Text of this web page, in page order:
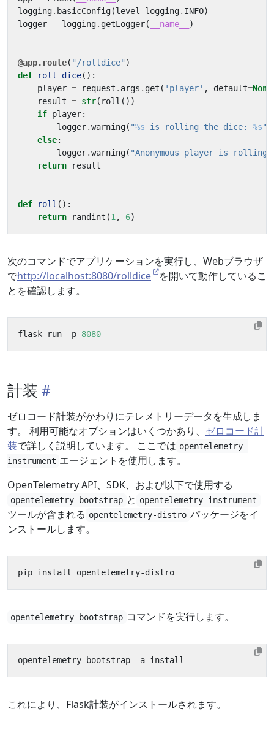
logging. basicConfig(level=logging. INFO)
logger = logging. getLogger( __name__ )
@app.route( "/rolldice" )
def
roll_dice():
player = request . args . get ( 'player' , default=None
result = str( roll ())
if player:
logger.warning( "%s is rolling the dice: %s"
else:
logger.warning( "Anonymous player is
return
result
def roll ():
return
randint (1 , 6)
次のコマンドでアプリケーションを実行し、Webブラウザ
でhttp://localhost:8080/rolldice
を開いて動作しているこ
とを確認します。
flask run -p 8080
計装
ゼロコード計装がかわりにテレメトリーデータを生成しま
す。 利用可能なオプションはいくつかあり、 ゼロコード計
装で詳しく説明しています。 ここでは opentelemetry-
instrument エージェントを使用します。
OpenTelemetry API、SDK、および以下で使用する
opentelemetry-bootstrap と opentelemetry-instrument
ツールが含まれる opentelemetry-distro パッケージをイ
ンストールします。
opentelemetry-bootstrap コマンドを実行します。
これにより、Flask計装がインストールされます。